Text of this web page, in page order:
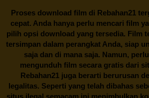
Proses download film di Rebahan21
cepat. Anda hanya perlu mencari film
pilih opsi download yang tersedia. Film
tersimpan dalam perangkat Anda, siap
saja dan di mana saja. Namun,
mengunduh film secara gratis dari
Rebahan21 juga berarti berurusan
legalitas. Seperti yang telah dibahas
situs ilegal semacam ini menimbulkan